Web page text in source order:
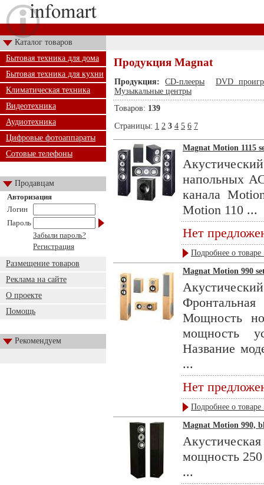
Каталог товаров
Бытовая техника для дома
Бытовая техника для кухни
Климатическая техника
Видеотехника
Аудиотехника
Цифровые фотоаппараты
Сотовые телефоны
Продавцам
Авторизация
Логин
Пароль
Забыли пароль?
Регистрация
Размещение товаров
Реклама на сайте
О проекте
Помощь
Рекомендуем
Продукция Magnat
Продукция: CD-плееры
DVD
Музыкальные центры
Товаров: 139
Страницы: 1 2 3 4 5 6 7
Magnat Motion 1115
напольных
канала
Motion 110 ...
Нет
Подробнее о товаре
Magnat Motion 990
Мощность
мощность
Название
...
Нет
Подробнее о товаре
Magnat Motion 990,
мощность
...